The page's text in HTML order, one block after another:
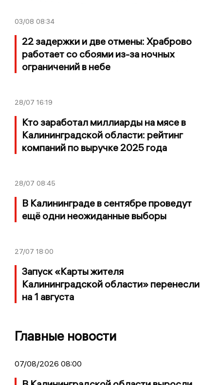
03/08 08:34
22 задержки и две отмены: Храброво
работает со сбоями из-за ночных
ограничений в небе
28/07 16:19
Кто заработал миллиарды на мясе в
Калининградской области: рейтинг
компаний по выручке 2025 года
28/07 08:45
В Калининграде в сентябре проведут
ещё одни неожиданные выборы
27/07 18:00
Запуск «Карты жителя
Калининградской области» перенесли
на 1 августа
Главные новости
07/08/2026 08:00